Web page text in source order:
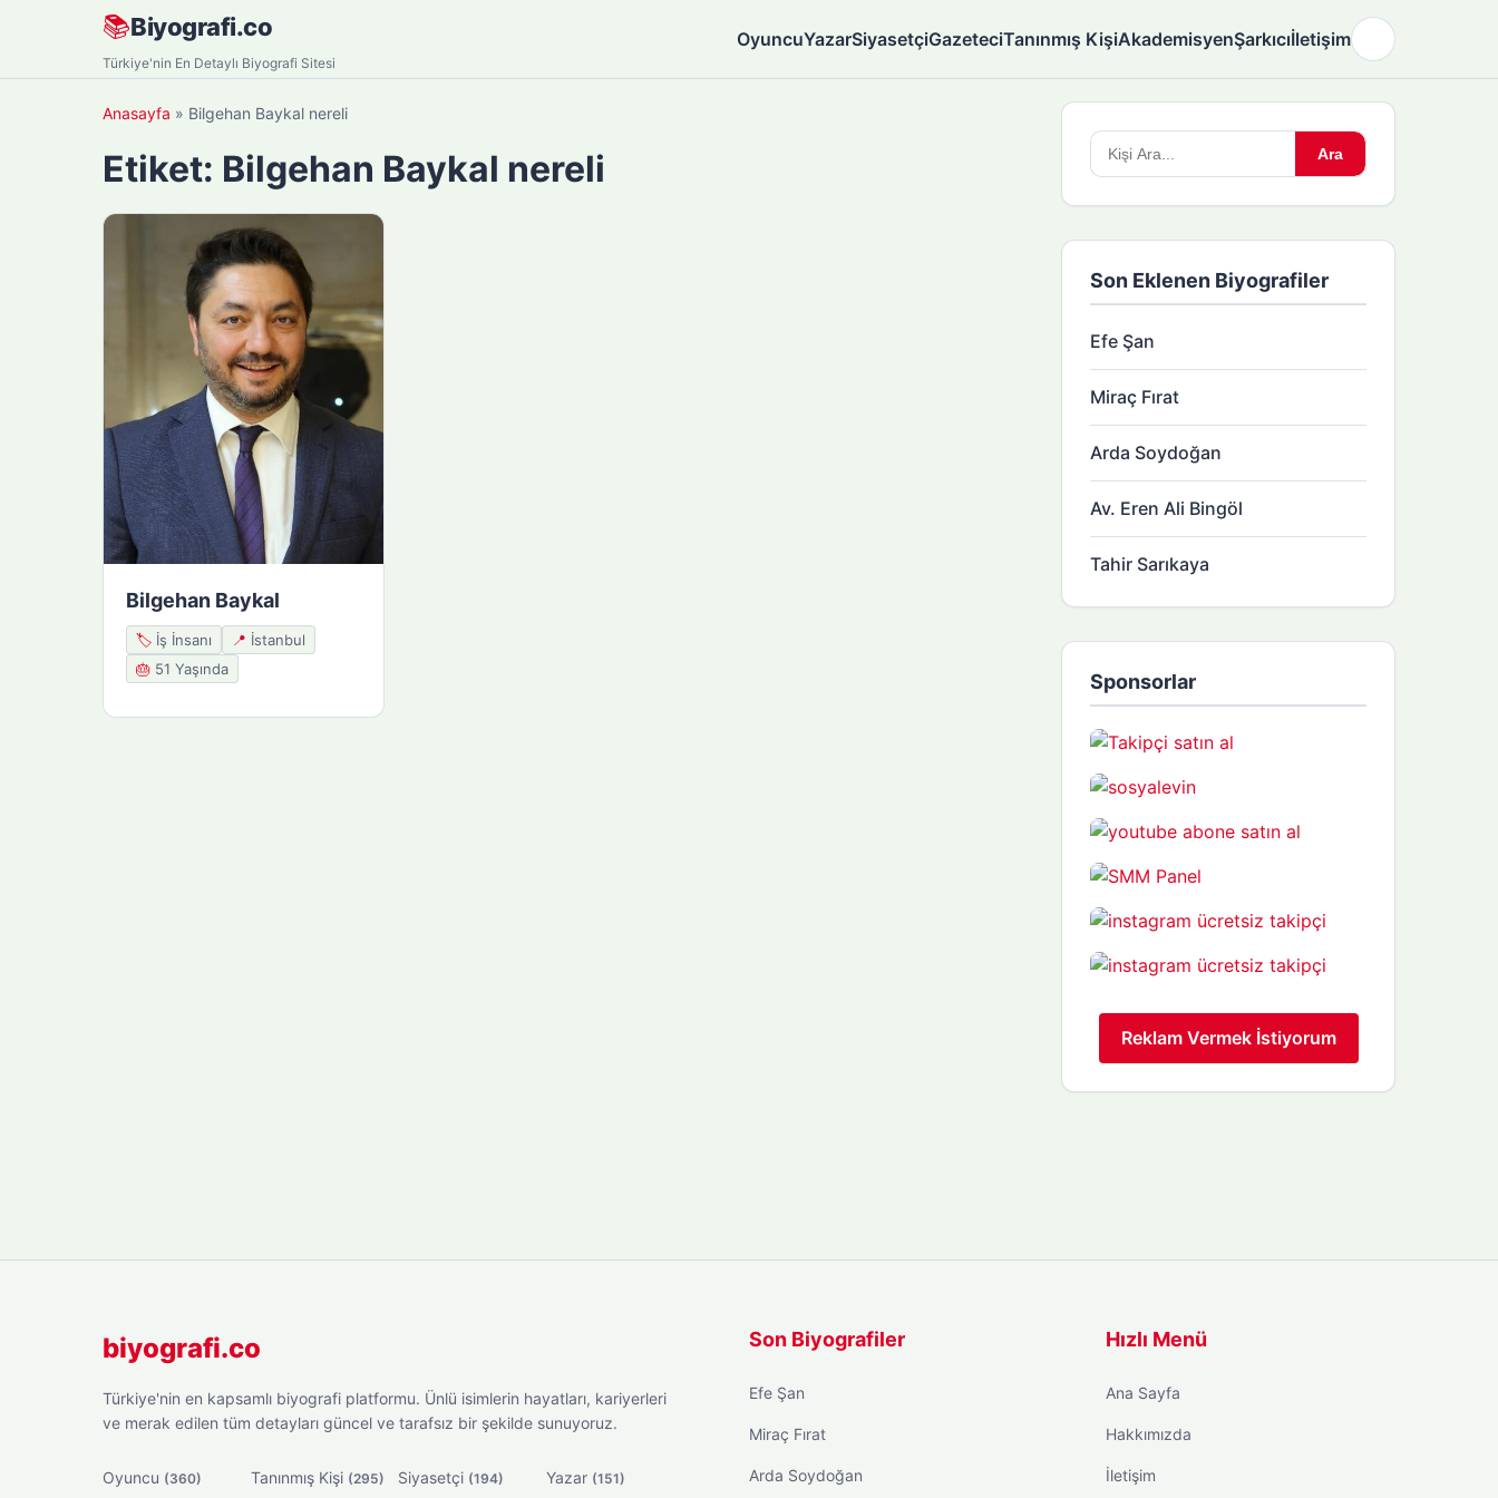
📚Biyografi.co
Türkiye'nin En Detaylı Biyografi Sitesi
OyuncuYazarSiyasetçiGazeteciTanınmış KişiAkademisyenŞarkıcıİletişim
Anasayfa » Bilgehan Baykal nereli
Etiket: Bilgehan Baykal nereli
Bilgehan Baykal
🏷️ İş İnsanı 📍 İstanbul
🎂 51 Yaşında
Arama
yapın:
Ara
Son Eklenen Biyografiler
Efe Şan
Miraç Fırat
Arda Soydoğan
Av. Eren Ali Bingöl
Tahir Sarıkaya
Sponsorlar
Reklam Vermek İstiyorum
biyografi.co
Türkiye'nin en kapsamlı biyografi platformu. Ünlü isimlerin hayatları, kariyerleri
ve merak edilen tüm detayları güncel ve tarafsız bir şekilde sunuyoruz.
Oyuncu (360) Tanınmış Kişi (295) Siyasetçi (194) Yazar (151)
Son Biyografiler
Efe Şan
Miraç Fırat
Arda Soydoğan
Hızlı Menü
Ana Sayfa
Hakkımızda
İletişim